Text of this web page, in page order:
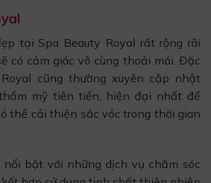
tại Spa Beauty Royal rất rộng rãi
có cảm giác vô cùng thoải mái. Đặc
cũng thường xuyên cập nhật
mỹ tiên tiến, hiện đại nhất để
thể cải thiện sắc vóc trong thời gian
nổi bật với những dịch vụ chăm sóc